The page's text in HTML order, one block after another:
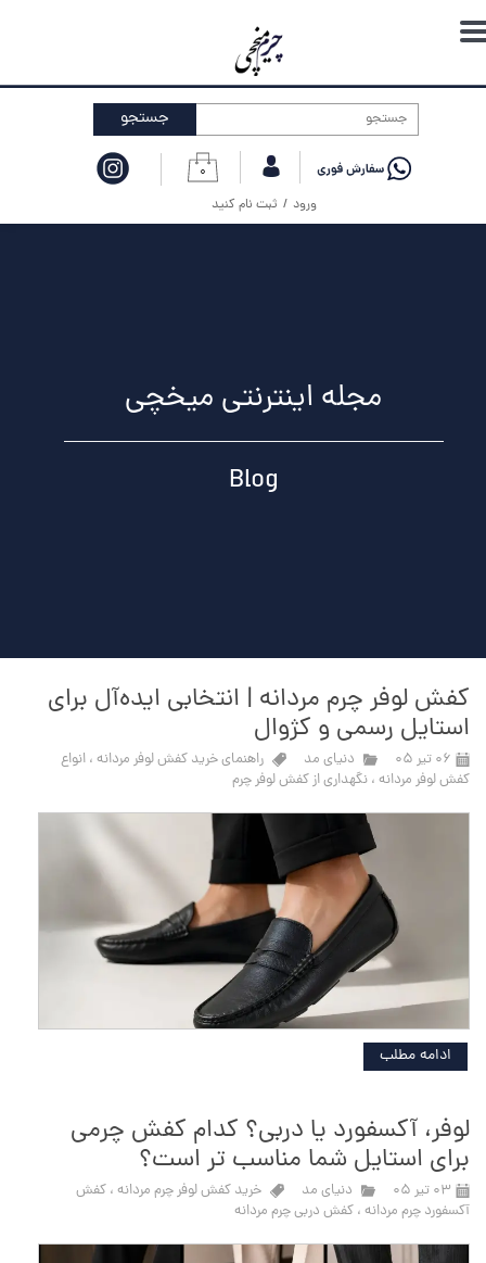
۰
ورود / ثبت نام کنید
حساب کاربری من
تغییر گذر واژه
خروج از حساب کاربری
جستجو
مجله اینترنتی میخچی
Blog
کفش لوفر چرم مردانه | انتخابی ایده‌آل برای
استایل رسمی و کژوال
۰۶ تیر ۰۵ دنیای مد راهنمای خرید کفش لوفر مردانه ، انواع
کفش لوفر مردانه ، نگهداری از کفش لوفر چرم
ادامه مطلب
لوفر، آکسفورد یا دربی؟ کدام کفش چرمی
برای استایل شما مناسب تر است؟
۰۳ تیر ۰۵ دنیای مد خرید کفش لوفر چرم مردانه ، کفش
آکسفورد چرم مردانه ، کفش دربی چرم مردانه